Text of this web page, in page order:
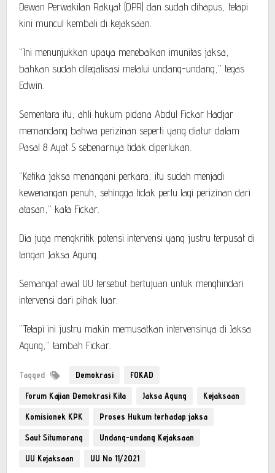
Dewan Perwakilan Rakyat (DPR) dan sudah dihapus, tetapi
kini muncul kembali di kejaksaan.
“Ini menunjukkan upaya menebalkan imunitas jaksa,
bahkan sudah dilegalisasi melalui undang-undang,” tegas
Edwin.
Sementara itu, ahli hukum pidana Abdul Fickar Hadjar
memandang bahwa perizinan seperti yang diatur dalam
Pasal 8 Ayat 5 sebenarnya tidak diperlukan.
“Ketika jaksa menangani perkara, itu sudah menjadi
kewenangan penuh, sehingga tidak perlu lagi perizinan dari
atasan,” kata Fickar.
Dia juga mengkritik potensi intervensi yang justru terpusat di
tangan Jaksa Agung.
Semangat awal UU tersebut bertujuan untuk menghindari
intervensi dari pihak luar.
“Tetapi ini justru makin memusatkan intervensinya di Jaksa
Agung,” tambah Fickar.
Tagged Demokrasi FOKAD
Forum Kajian Demokrasi Kita Jaksa Agung Kejaksaan
Komisionek KPK Proses Hukum terhadap jaksa
Saut Situmorang Undang-undang Kejaksaan
UU Kejaksaan UU No 11/2021